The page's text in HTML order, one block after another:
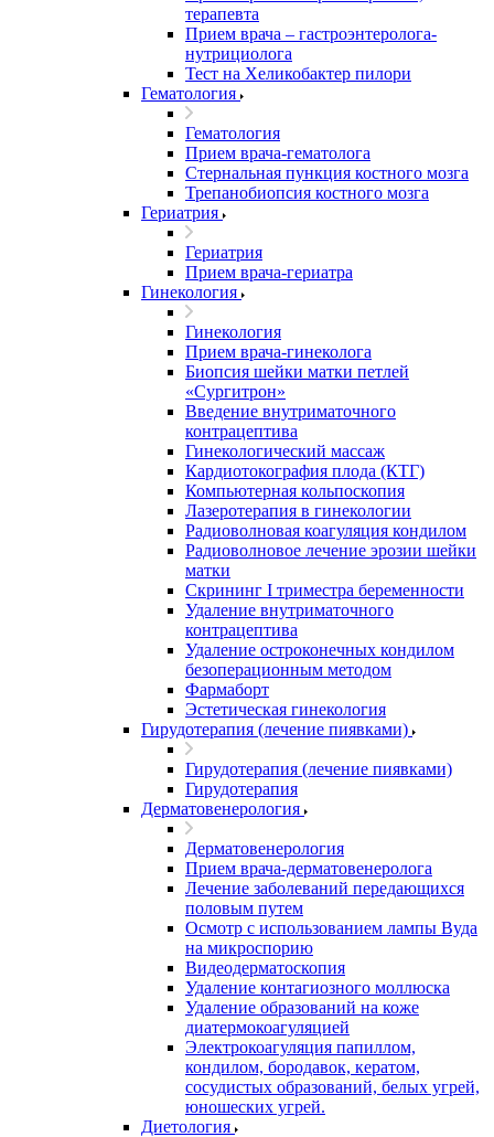
терапевта
Прием врача – гастроэнтеролога-
нутрициолога
Тест на Хеликобактер пилори
Гематология
Гематология
Прием врача-гематолога
Стернальная пункция костного мозга
Трепанобиопсия костного мозга
Гериатрия
Гериатрия
Прием врача-гериатра
Гинекология
Гинекология
Прием врача-гинеколога
Биопсия шейки матки петлей
«Сургитрон»
Введение внутриматочного
контрацептива
Гинекологический массаж
Кардиотокография плода (КТГ)
Компьютерная кольпоскопия
Лазеротерапия в гинекологии
Радиоволновая коагуляция кондилом
Радиоволновое лечение эрозии шейки
матки
Скрининг I триместра беременности
Удаление внутриматочного
контрацептива
Удаление остроконечных кондилом
безоперационным методом
Фармаборт
Эстетическая гинекология
Гирудотерапия (лечение пиявками)
Гирудотерапия (лечение пиявками)
Гирудотерапия
Дерматовенерология
Дерматовенерология
Прием врача-дерматовенеролога
Лечение заболеваний передающихся
половым путем
Осмотр с использованием лампы Вуда
на микроспорию
Видеодерматоскопия
Удаление контагиозного моллюска
Удаление образований на коже
диатермокоагуляцией
Электрокоагуляция папиллом,
кондилом, бородавок, кератом,
сосудистых образований, белых угрей,
юношеских угрей.
Диетология